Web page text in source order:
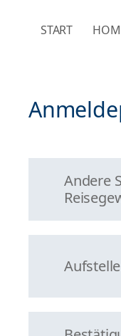
NAVIGATION
START
Andere